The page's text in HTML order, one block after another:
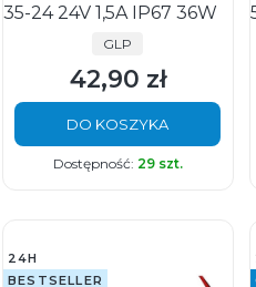
35-24 24V 1,5A IP67 36W
PRODUCENT
GLP
Cena
42,90 zł
DO KOSZYKA
Dostępność: 29 szt.
24H
BESTSELLER